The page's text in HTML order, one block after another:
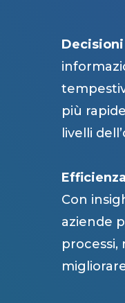
più
livelli
Con
aziende
processi,